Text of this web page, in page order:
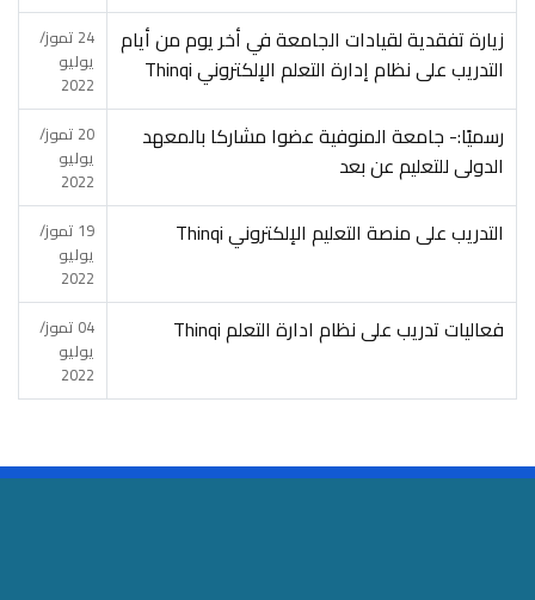
زيارة تفقدية لقيادات الجامعة في أخر يوم من أيام
التدريب على نظام إدارة التعلم الإلكتروني Thinqi
24 تموز/
يوليو
2022
رسميًا:- جامعة المنوفية عضوا مشاركا بالمعهد
الدولى للتعليم عن بعد
20 تموز/
يوليو
2022
التدريب على منصة التعليم الإلكتروني Thinqi
19 تموز/
يوليو
2022
فعاليات تدريب على نظام ادارة التعلم Thinqi
04 تموز/
يوليو
2022